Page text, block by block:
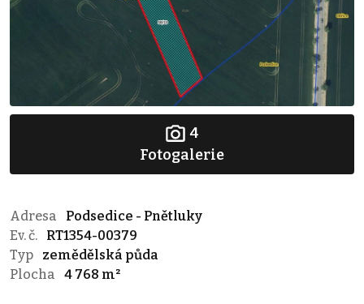
4
Fotogalerie
Adresa
Podsedice - Pnětluky
Ev. č.
RT1354-00379
Typ
zemědělská půda
Plocha
4 768 m²